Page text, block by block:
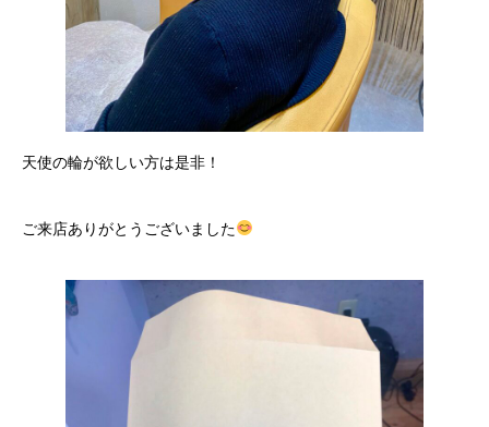
天使の輪が欲しい方は是非！
ご来店ありがとうございました